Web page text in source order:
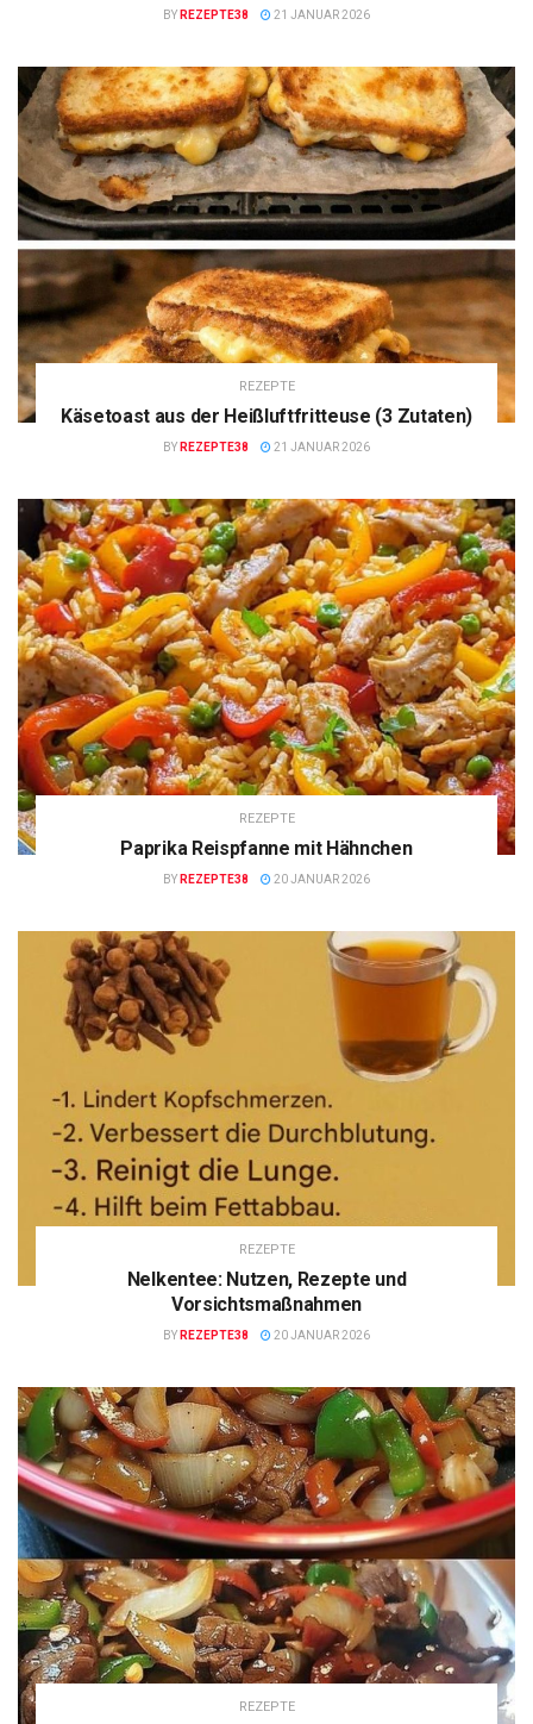
BY REZEPTE38 21 JANUAR 2026
REZEPTE
Käsetoast aus der Heißluftfritteuse (3 Zutaten)
BY REZEPTE38 21 JANUAR 2026
REZEPTE
Paprika Reispfanne mit Hähnchen
BY REZEPTE38 20 JANUAR 2026
REZEPTE
Nelkentee: Nutzen, Rezepte und
Vorsichtsmaßnahmen
BY REZEPTE38 20 JANUAR 2026
REZEPTE